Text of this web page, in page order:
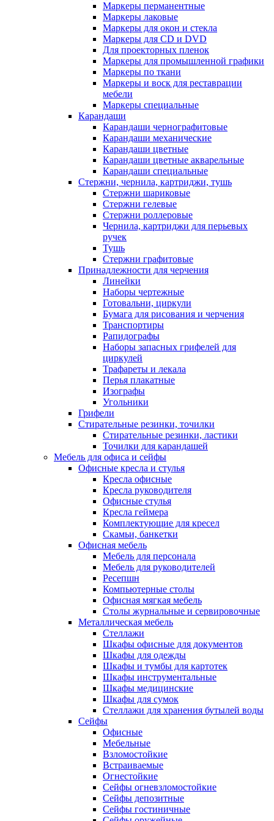
Маркеры перманентные
Маркеры лаковые
Маркеры для окон и стекла
Маркеры для CD и DVD
Для проекторных пленок
Маркеры для промышленной графики
Маркеры по ткани
Маркеры и воск для реставрации
мебели
Маркеры специальные
Карандаши
Карандаши чернографитовые
Карандаши механические
Карандаши цветные
Карандаши цветные акварельные
Карандаши специальные
Стержни, чернила, картриджи, тушь
Стержни шариковые
Стержни гелевые
Стержни роллеровые
Чернила, картриджи для перьевых
ручек
Тушь
Стержни графитовые
Принадлежности для черчения
Линейки
Наборы чертежные
Готовальни, циркули
Бумага для рисования и черчения
Транспортиры
Рапидографы
Наборы запасных грифелей для
циркулей
Трафареты и лекала
Перья плакатные
Изографы
Угольники
Грифели
Стирательные резинки, точилки
Стирательные резинки, ластики
Точилки для карандашей
Мебель для офиса и сейфы
Офисные кресла и стулья
Кресла офисные
Кресла руководителя
Офисные стулья
Кресла геймера
Комплектующие для кресел
Скамьи, банкетки
Офисная мебель
Мебель для персонала
Мебель для руководителей
Ресепшн
Компьютерные столы
Офисная мягкая мебель
Столы журнальные и сервировочные
Металлическая мебель
Стеллажи
Шкафы офисные для документов
Шкафы для одежды
Шкафы и тумбы для картотек
Шкафы инструментальные
Шкафы медицинские
Шкафы для сумок
Стеллажи для хранения бутылей воды
Сейфы
Офисные
Мебельные
Взломостойкие
Встраиваемые
Огнестойкие
Сейфы огневзломостойкие
Сейфы депозитные
Сейфы гостиничные